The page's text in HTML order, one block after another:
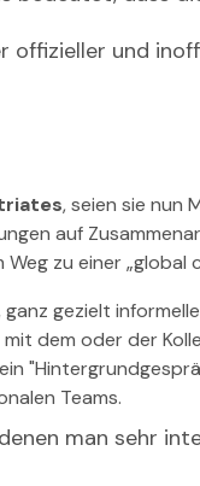
offizieller und
, seien sie nun
auf
zu einer „global
gezielt
dem oder der
Teams.
man sehr